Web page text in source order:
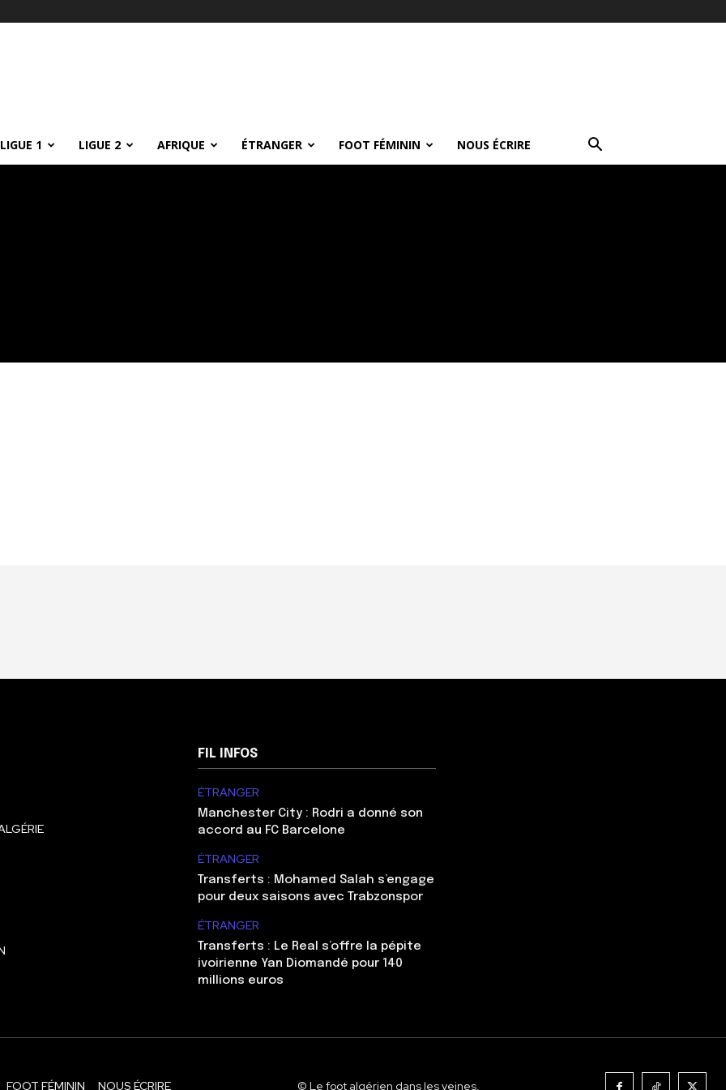
LIGUE 1 LIGUE 2 AFRIQUE ÉTRANGER FOOT FÉMININ NOUS ÉCRIRE
FIL INFOS
ÉTRANGER
Manchester City : Rodri a donné son
accord au FC Barcelone
ÉTRANGER
Transferts : Mohamed Salah s’engage
pour deux saisons avec Trabzonspor
ÉTRANGER
Transferts : Le Real s’offre la pépite
ivoirienne Yan Diomandé pour 140
millions euros
FOOT FÉMININ NOUS ÉCRIRE © Le foot algérien dans les veines.